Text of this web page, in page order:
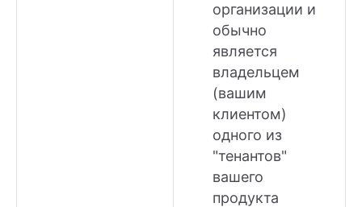
организации и
обычно
является
владельцем
(вашим
клиентом)
одного из
"тенантов"
вашего
продукта